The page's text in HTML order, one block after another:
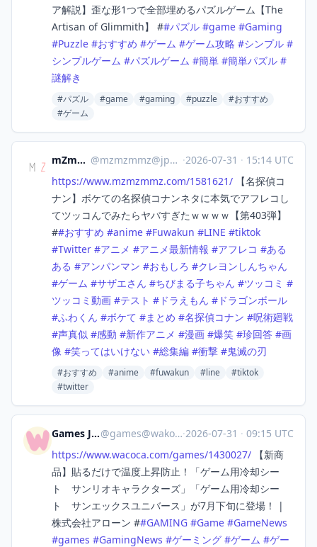
ア解説】歪な形1つで全部埋めるパズルゲーム【The
Artisan of Glimmith】 ##パズル #game #Gaming
#Puzzle #おすすめ #ゲーム #ゲーム攻略 #シンプル #
シンプルゲーム #パズルゲーム #簡単 #簡単パズル #
謎解き
#パズル #game #gaming #puzzle
#おすすめ
#ゲーム
mZmZmmZ @mzmzmmz@jpmstdn.com ·2026-07-31 · 15:14 UTC
https://www.mzmzmmz.com/1581621/ 【名探偵コ
ナン】ボケての名探偵コナンネタに本気でアフレコし
てツッコんでみたらヤバすぎたｗｗｗｗ【第403弾】
##おすすめ #anime #Fuwakun #LINE #tiktok
#Twitter #アニメ #アニメ最新情報 #アフレコ #ある
ある #アンパンマン #おもしろ #クレヨンしんちゃん
#ゲーム #サザエさん #ちびまる子ちゃん #ツッコミ #
ツッコミ動画 #テスト # ドラえもん # ドラゴンボール
#ふわくん #ボケて #まとめ #名探偵コナン #呪術廻戦
#声真似 #感動 #新作アニメ #漫画 #爆笑 #珍回答 #画
像 #笑ってはいけない #総集編 #衝撃 #鬼滅の刃
#おすすめ #anime #fuwakun #line
#tiktok
#twitter
Games Japan@games@wakoka.com ·2026-07-31 · 09:15 UTC
https://www.wacoca.com/games/1430027/ 【新商
品】貼るだけで温度上昇防止！「ゲーム用冷却シー
ト サンリオキャラクターズ」「ゲーム用冷却シー
ト サンエックスユニバース」が7月下旬に登場！ |
株式会社アローン ##GAMING #Game #GameNews
#games #GamingNews #ゲーミング #ゲーム #ゲー